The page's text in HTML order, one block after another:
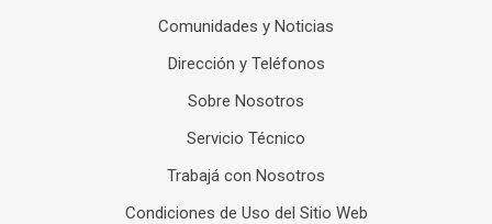
Comunidades y Noticias
Dirección y Teléfonos
Sobre Nosotros
Servicio Técnico
Trabajá con Nosotros
Condiciones de Uso del Sitio Web